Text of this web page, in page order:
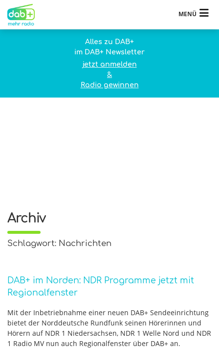
MENÜ
Alles zu DAB+
im DAB+ Newsletter
jetzt anmelden
&
Radio gewinnen
Archiv
Schlagwort: Nachrichten
DAB+ im Norden: NDR Programme jetzt mit
Regionalfenster
Mit der Inbetriebnahme einer neuen DAB+ Sendeeinrichtung
bietet der Norddeutsche Rundfunk seinen Hörerinnen und
Hörern auf NDR 1 Niedersachsen, NDR 1 Welle Nord und NDR
1 Radio MV nun auch Regionalfenster über DAB+ an.